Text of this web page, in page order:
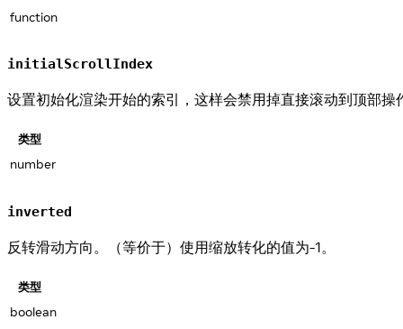
function
initialScrollIndex
设置初始化渲染开始的索引，这样会禁用掉直接滚动到顶部
类型
number
inverted
反转滑动方向。（等价于）使用缩放转化的值为-1。
类型
boolean